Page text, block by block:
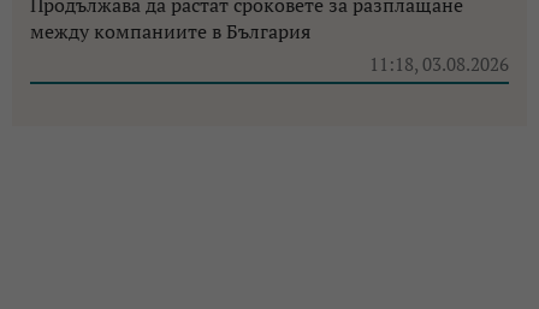
между компаниите в България
11:18, 03.08.2026